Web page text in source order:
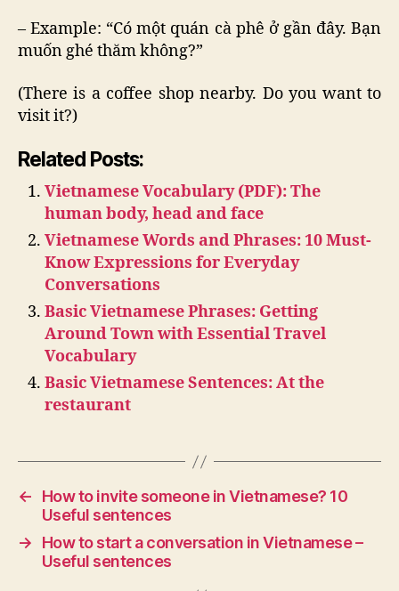
– Example: “Có một quán cà phê ở gần đây. Bạn
muốn ghé thăm không?”
(There is a coffee shop nearby. Do you want to
visit it?)
Related Posts:
Vietnamese Vocabulary (PDF): The
human body, head and face
Vietnamese Words and Phrases: 10 Must-
Know Expressions for Everyday
Conversations
Basic Vietnamese Phrases: Getting
Around Town with Essential Travel
Vocabulary
Basic Vietnamese Sentences: At the
restaurant
←
How to invite someone in Vietnamese? 10
Useful sentences
→
How to start a conversation in Vietnamese –
Useful sentences